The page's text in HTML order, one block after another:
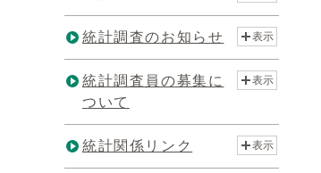
統計調査のお知らせ 表示
統計調査員の募集に
ついて
表示
統計関係リンク 表示